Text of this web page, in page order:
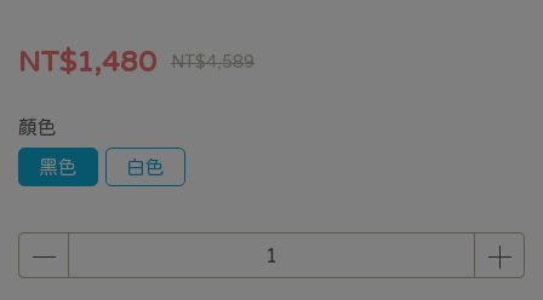
NT$1,480 NT$4,589
顏色
黑色
白色